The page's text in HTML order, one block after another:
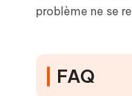
problème ne se
FAQ